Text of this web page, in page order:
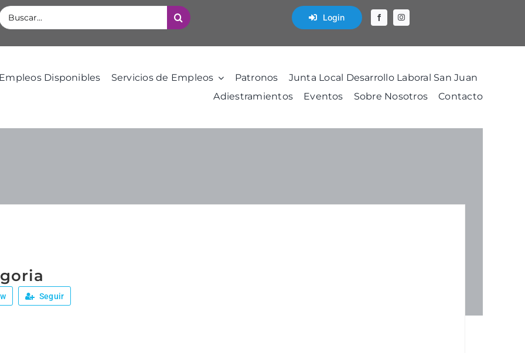
Login
Empleos Disponibles Servicios de Empleos Patronos
Junta Local Desarrollo Laboral San Juan
Adiestramientos
Eventos Sobre Nosotros Contacto
Seguir